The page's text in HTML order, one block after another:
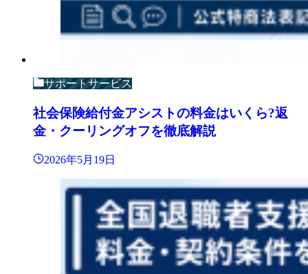
サポートサービス
社会保険給付金アシストの料金はいくら?返
金・クーリングオフを徹底解説
2026年5月19日